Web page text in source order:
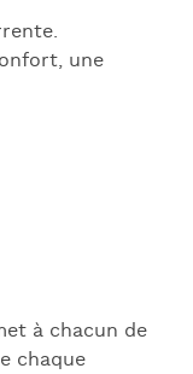
une
à chacun de
chaque